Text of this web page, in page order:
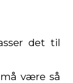
det til
være så